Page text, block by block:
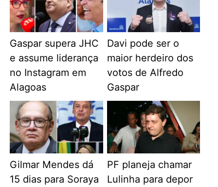
Gaspar supera JHC
e assume liderança
no Instagram em
Alagoas
Davi pode ser o
maior herdeiro dos
votos de Alfredo
Gaspar
Gilmar Mendes dá
15 dias para Soraya
PF planeja chamar
Lulinha para depor